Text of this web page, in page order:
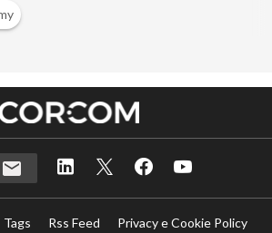
Tags Rss Feed
Privacy e Cookie Policy